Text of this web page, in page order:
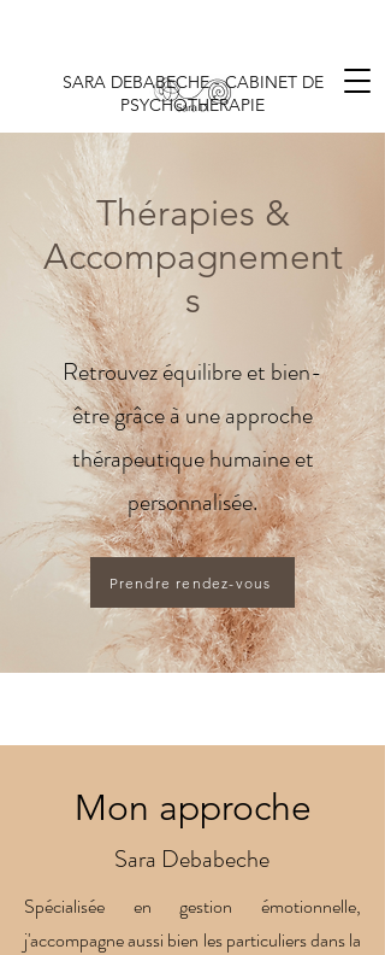
SARA DEBABECHE - CABINET DE
PSYCHOTHÉRAPIE
Thérapies &
Accompagnement
s
Retrouvez équilibre et bien-
être grâce à une approche
thérapeutique humaine et
personnalisée.
Prendre rendez-vous
Mon approche
Sara Debabeche
Spécialisée en gestion émotionnelle,
j'accompagne aussi bien les particuliers dans la